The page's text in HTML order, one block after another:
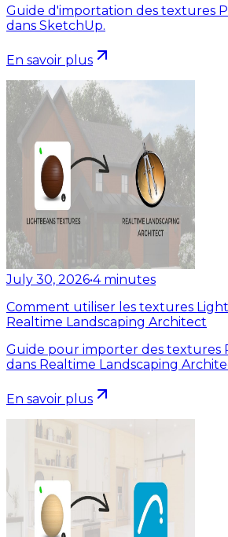
Guide d'importation des textures
dans SketchUp.
En savoir plus
July 30, 2026•4 minutes
Comment utiliser les textures
Realtime Landscaping Architect
Guide pour importer des textures
dans Realtime Landscaping
En savoir plus